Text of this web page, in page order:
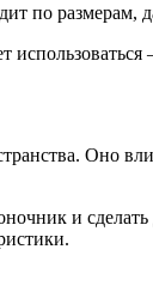
по размерам,
Оно
и